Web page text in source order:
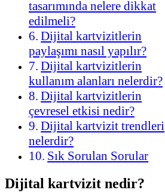
tasarımında nelere dikkat
edilmeli?
Dijital kartvizitlerin
paylaşımı nasıl yapılır?
Dijital kartvizitlerin
kullanım alanları nelerdir?
Dijital kartvizitlerin
çevresel etkisi nedir?
Dijital kartvizit trendleri
nelerdir?
Sık Sorulan Sorular
Dijital kartvizit nedir?